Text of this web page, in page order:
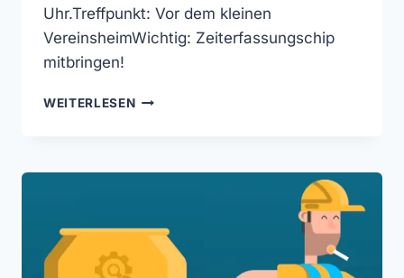
Uhr.Treffpunkt: Vor dem kleinen
VereinsheimWichtig: Zeiterfassungschip
mitbringen!
WEITERLESENARBEITSEINSÄTZE